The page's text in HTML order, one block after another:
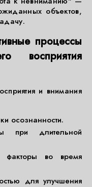
объектов,
процессы
восприятия
и внимания
осознанности.
при длительной
факторы во время
для улучшения